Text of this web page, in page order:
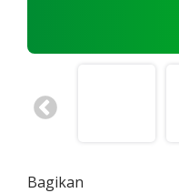
Bagikan